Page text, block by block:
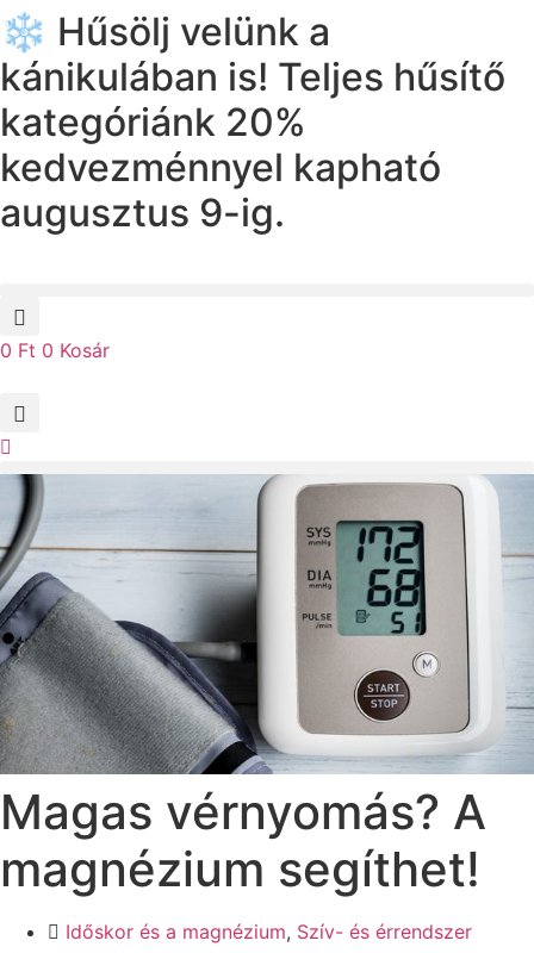
Ugrás
a
tartalomhoz
❄️ Hűsölj velünk a
kánikulában is! Teljes hűsítő
kategóriánk 20%
kedvezménnyel kapható
augusztus 9-ig.
0 Ft 0 Kosár
Magas vérnyomás? A
magnézium segíthet!
Időskor és a magnézium, Szív- és érrendszer